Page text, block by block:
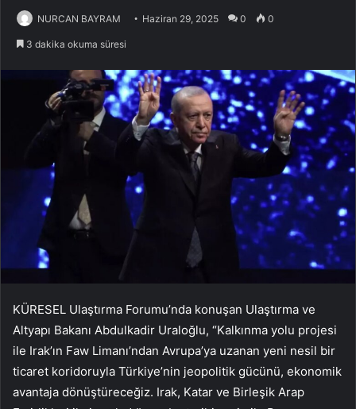
NURCAN BAYRAM Haziran 29, 2025 0 0
3 dakika okuma süresi
KÜRESEL Ulaştırma Forumu’nda konuşan Ulaştırma ve
Altyapı Bakanı Abdulkadir Uraloğlu, “Kalkınma yolu projesi
ile Irak’ın Faw Limanı’ndan Avrupa’ya uzanan yeni nesil bir
ticaret koridoruyla Türkiye’nin jeopolitik gücünü, ekonomik
avantaja dönüştüreceğiz. Irak, Katar ve Birleşik Arap